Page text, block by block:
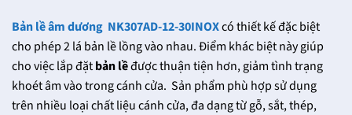
Bản lề âm dương NK307AD-12-30INOXcó thiết kế đặc biệt
cho phép 2 lá bản lề lồng vào nhau. Điểm khác biệt này giúp
cho việc lắp đặtbản lềđược thuận tiện hơn, giảm tình trạng
khoét âm vào trong cánh cửa. Sản phẩm phù hợp sử dụng
trên nhiều loại chất liệu cánh cửa, đa dạng từ gỗ, sắt, thép,